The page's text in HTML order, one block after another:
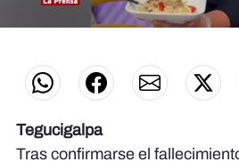
minute,
Tegucigalpa
Tras confirmarse el